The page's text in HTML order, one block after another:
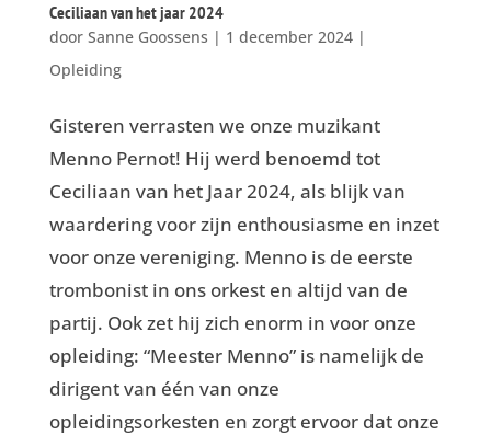
Ceciliaan van het jaar 2024
door Sanne Goossens | 1 december 2024|
Opleiding
Gisteren verrasten we onze muzikant
Menno Pernot! Hij werd benoemd tot
Ceciliaan van het Jaar 2024, als blijk van
waardering voor zijn enthousiasme en inzet
voor onze vereniging. Menno is de eerste
trombonist in ons orkest en altijd van de
partij. Ook zet hij zich enorm in voor onze
opleiding: “Meester Menno” is namelijk de
dirigent van één van onze
opleidingsorkesten en zorgt ervoor dat onze